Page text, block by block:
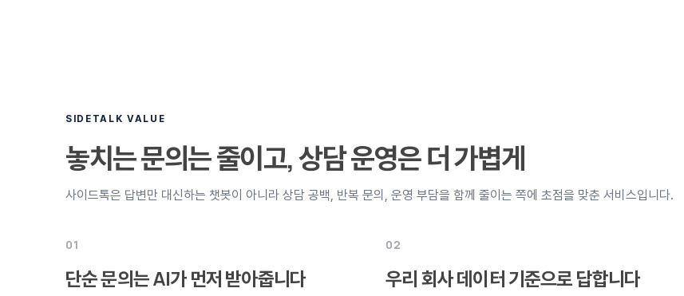
SIDETALK VALUE
놓치는 문의는 줄이고, 상담 운영은 더 가볍게
사이드톡은 답변만 대신하는 챗봇이 아니라 상담 공백, 반복 문의, 운영 부담을 함께 줄이는 쪽에 초점을 맞춘 서비스입니다.
01
단순 문의는 AI가 먼저 받아줍니다
02
우리 회사 데이터 기준으로 답합니다